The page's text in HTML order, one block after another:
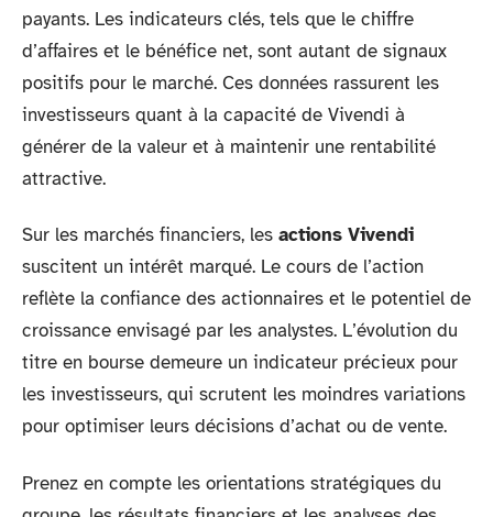
payants. Les indicateurs clés, tels que le chiffre
d’affaires et le bénéfice net, sont autant de signaux
positifs pour le marché. Ces données rassurent les
investisseurs quant à la capacité de Vivendi à
générer de la valeur et à maintenir une rentabilité
attractive.
Sur les marchés financiers, les actions Vivendi
suscitent un intérêt marqué. Le cours de l’action
reflète la confiance des actionnaires et le potentiel de
croissance envisagé par les analystes. L’évolution du
titre en bourse demeure un indicateur précieux pour
les investisseurs, qui scrutent les moindres variations
pour optimiser leurs décisions d’achat ou de vente.
Prenez en compte les orientations stratégiques du